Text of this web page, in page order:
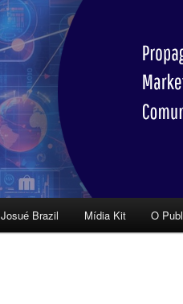
Josué Brazil Mídia Kit O